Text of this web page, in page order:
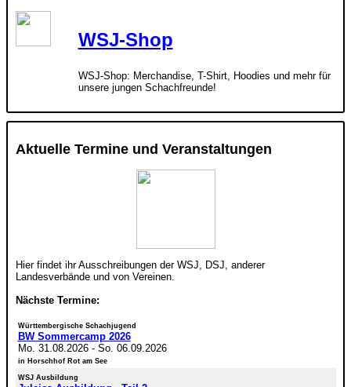
WSJ-Shop
WSJ-Shop: Merchandise, T-Shirt, Hoodies und mehr für
unsere jungen Schachfreunde!
Aktuelle Termine und Veranstaltungen
Hier findet ihr Ausschreibungen der WSJ, DSJ, anderer
Landesverbände und von Vereinen.
Nächste Termine:
Württembergische Schachjugend
BW Sommercamp 2026
Mo. 31.08.2026- So. 06.09.2026
in Horschhof Rot am See
WSJ Ausbildung